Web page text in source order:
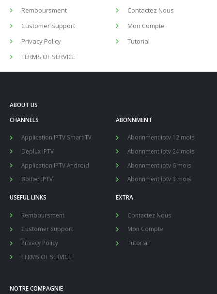
Remboursment
Customer Support
Privacy Policy
TERMS OF SERVICE
Contactez Nous
Mon Compte
Tutorial
ABOUT US
CHANNELS
Application IPTV Smart TV
Deplux IPTV
Application IPTV Android
Boitier IPTV
ABONNMENT
Abonnment iptv 12 mois
Abonnment iptv 24 mois
Abonnment iptv 6 mois
Abonnment iptv 3 mois
USEFUL LINKS
Remboursment
Customer Support
Privacy Policy
TERMS OF SERVICE
EXTRA
Contactez Nous
Mon Compte
Tutorial
NOTRE COMPAGNIE